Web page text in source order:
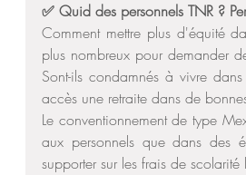
✅ Quid des personnels TNR ?
Comment mettre plus d'équité
plus nombreux pour demander
Sont-ils condamnés à vivre
accès une retraite dans de
Le conventionnement de type
aux personnels que dans des
supporter sur les frais de